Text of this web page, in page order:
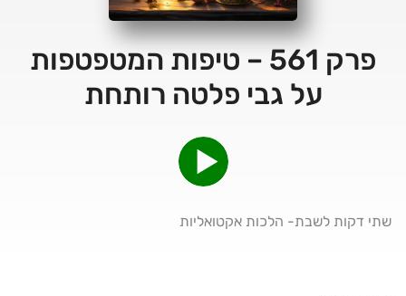
פרק 561 – טיפות המטפטפות
על גבי פלטה רותחת
שתי דקות לשבת- הלכות אקטואליות